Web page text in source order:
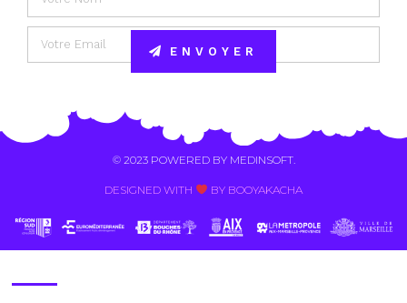
ENVOYER
© 2023 POWERED BY MEDINSOFT.
DESIGNED WITH BY BOOYAKACHA​